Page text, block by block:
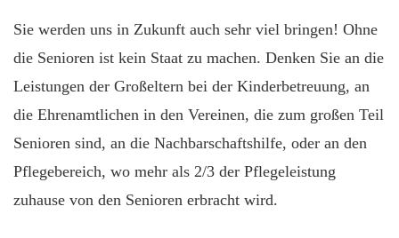
Sie werden uns in Zukunft auch sehr viel bringen! Ohne
die Senioren ist kein Staat zu machen. Denken Sie an die
Leistungen der Großeltern bei der Kinderbetreuung, an
die Ehrenamtlichen in den Vereinen, die zum großen Teil
Senioren sind, an die Nachbarschaftshilfe, oder an den
Pflegebereich, wo mehr als 2/3 der Pflegeleistung
zuhause von den Senioren erbracht wird.